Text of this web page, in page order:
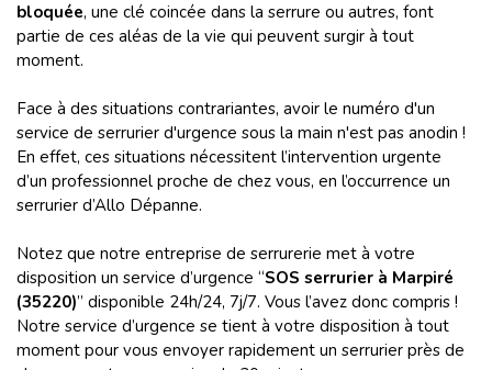
bloquée, une clé coincée dans la serrure ou autres, font
partie de ces aléas de la vie qui peuvent surgir à tout
moment.
Face à des situations contrariantes, avoir le numéro d'un
service de serrurier d'urgence sous la main n'est pas anodin !
En effet, ces situations nécessitent l’intervention urgente
d’un professionnel proche de chez vous, en l’occurrence un
serrurier d’Allo Dépanne.
Notez que notre entreprise de serrurerie met à votre
disposition un service d’urgence “SOS serrurier à Marpiré
(35220)” disponible 24h/24, 7j/7. Vous l’avez donc compris !
Notre service d’urgence se tient à votre disposition à tout
moment pour vous envoyer rapidement un serrurier près de